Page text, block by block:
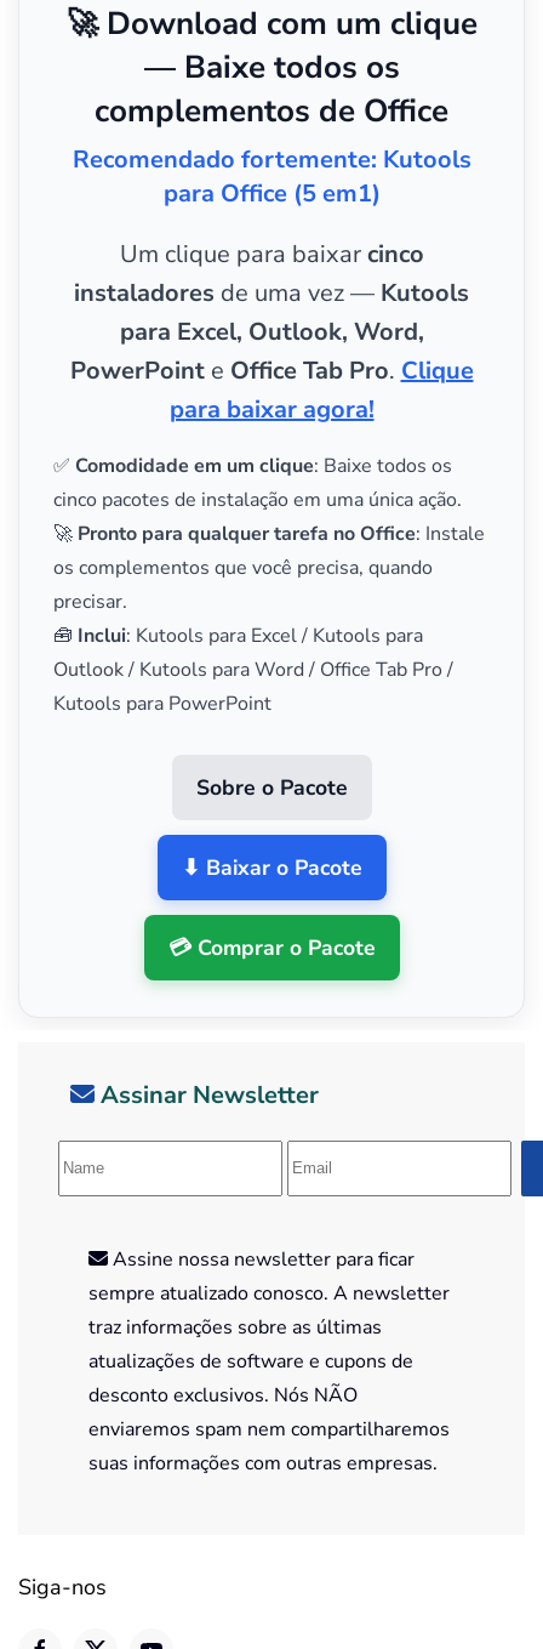
🚀 Download com um clique
— Baixe todos os
complementos de Office
Recomendado fortemente: Kutools
para Office (5 em1)
Um clique para baixarcinco
instaladores de uma vez — Kutools
para Excel, Outlook, Word,
PowerPointe Office Tab Pro. Clique
para baixar agora!
✅ Comodidade em um clique: Baixe todos os
cinco pacotes de instalação em uma única ação.
🚀 Pronto para qualquer tarefa no Office: Instale
os complementos que você precisa, quando
precisar.
🧰 Inclui: Kutools para Excel / Kutools para
Outlook / Kutools para Word / Office Tab Pro /
Kutools para PowerPoint
Sobre o Pacote
⬇ Baixar o Pacote
💳 Comprar o Pacote
Assinar Newsletter
Assine nossa newsletter para ficar
sempre atualizado conosco. A newsletter
traz informações sobre as últimas
atualizações de software e cupons de
desconto exclusivos. Nós NÃO
enviaremos spam nem compartilharemos
suas informações com outras empresas.
Siga-nos